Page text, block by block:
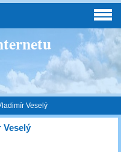
Veselý